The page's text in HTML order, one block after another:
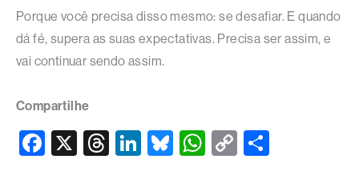
Porque você precisa disso mesmo: se desafiar. E quando
dá fé, supera as suas expectativas. Precisa ser assim, e
vai continuar sendo assim.
Compartilhe
F
X
T
Li
Bl
W
C